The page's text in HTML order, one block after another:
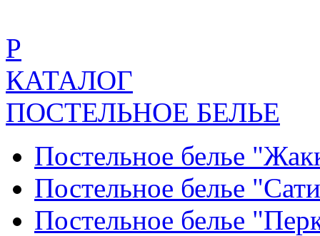
Р
КАТАЛОГ
ПОСТЕЛЬНОЕ БЕЛЬЕ
Постельное белье
Постельное белье
Постельное белье